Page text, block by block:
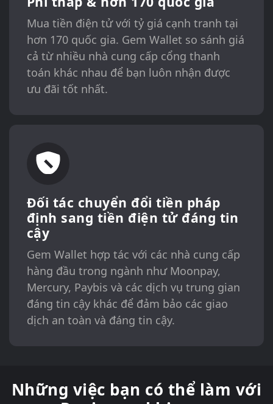
Mua tiền điện tử với tỷ giá cạnh tranh tại
hơn 170 quốc gia. Gem Wallet so sánh giá
cả từ nhiều nhà cung cấp cổng thanh
toán khác nhau để bạn luôn nhận được
ưu đãi tốt nhất.
Đối tác chuyển đổi tiền pháp
định sang tiền điện tử đáng tin
cậy
Gem Wallet hợp tác với các nhà cung cấp
hàng đầu trong ngành như Moonpay,
Mercury, Paybis và các dịch vụ trung gian
đáng tin cậy khác để đảm bảo các giao
dịch an toàn và đáng tin cậy.
Những việc bạn có thể làm với